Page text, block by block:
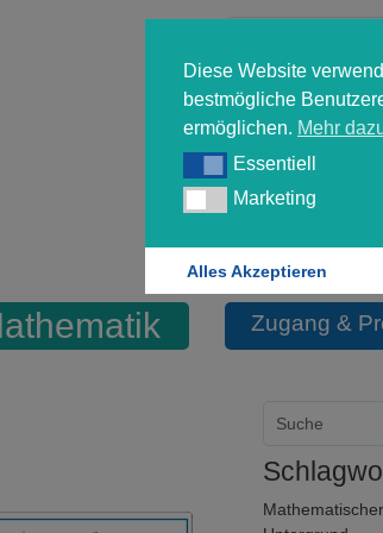
Diese Website
bestmögliche
ermöglichen. Mehr
EssentiellEssentiell
MarketingMarketing
Alles Akzeptieren
Forgot your password?
Zugang &
Mathematischer